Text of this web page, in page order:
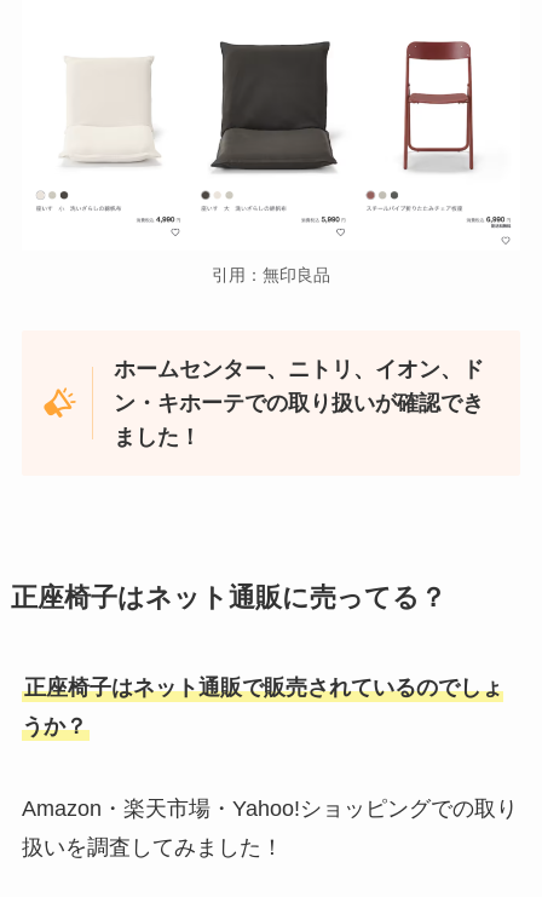
引用：無印良品
ホームセンター、ニトリ、イオン、ド
ン・キホーテでの取り扱いが確認でき
ました！
正座椅子はネット通販に売ってる？
正座椅子はネット通販で販売されているのでしょ
うか？
Amazon・楽天市場・Yahoo!ショッピングでの取り
扱いを調査してみました！